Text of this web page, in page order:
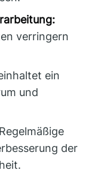
verringern
ein
und
Regelmäßige
der